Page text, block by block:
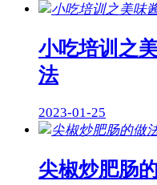
小吃培训之
法
2023-01-25
尖椒炒肥肠